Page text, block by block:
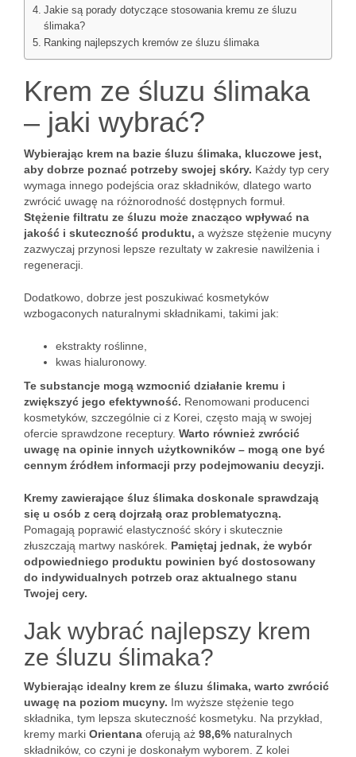
Jakie są porady dotyczące stosowania kremu ze śluzu
ślimaka?
Ranking najlepszych kremów ze śluzu ślimaka
Krem ze śluzu ślimaka
– jaki wybrać?
Wybierając krem na bazie śluzu ślimaka, kluczowe jest,
aby dobrze poznać potrzeby swojej skóry. Każdy typ cery
wymaga innego podejścia oraz składników, dlatego warto
zwrócić uwagę na różnorodność dostępnych formuł.
Stężenie filtratu ze śluzu może znacząco wpływać na
jakość i skuteczność produktu, a wyższe stężenie mucyny
zazwyczaj przynosi lepsze rezultaty w zakresie nawilżenia i
regeneracji.
Dodatkowo, dobrze jest poszukiwać kosmetyków
wzbogaconych naturalnymi składnikami, takimi jak:
ekstrakty roślinne,
kwas hialuronowy.
Te substancje mogą wzmocnić działanie kremu i
zwiększyć jego efektywność. Renomowani producenci
kosmetyków, szczególnie ci z Korei, często mają w swojej
ofercie sprawdzone receptury. Warto również zwrócić
uwagę na opinie innych użytkowników – mogą one być
cennym źródłem informacji przy podejmowaniu decyzji.
Kremy zawierające śluz ślimaka doskonale sprawdzają
się u osób z cerą dojrzałą oraz problematyczną.
Pomagają poprawić elastyczność skóry i skutecznie
złuszczają martwy naskórek. Pamiętaj jednak, że wybór
odpowiedniego produktu powinien być dostosowany
do indywidualnych potrzeb oraz aktualnego stanu
Twojej cery.
Jak wybrać najlepszy krem
ze śluzu ślimaka?
Wybierając idealny krem ze śluzu ślimaka, warto zwrócić
uwagę na poziom mucyny. Im wyższe stężenie tego
składnika, tym lepsza skuteczność kosmetyku. Na przykład,
kremy marki Orientana oferują aż 98,6% naturalnych
składników, co czyni je doskonałym wyborem. Z kolei